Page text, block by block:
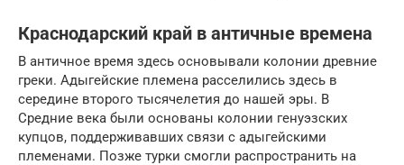
Краснодарский край в античные времена
В античное время здесь основывали колонии древние
греки. Адыгейские племена расселились здесь в
середине второго тысячелетия до нашей эры. В
Средние века были основаны колонии генуэзских
купцов, поддерживавших связи с адыгейскими
племенами. Позже турки смогли распространить на